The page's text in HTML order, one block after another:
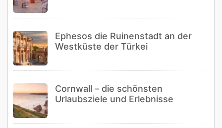
Ephesos die Ruinenstadt an der
Westküste der Türkei
Cornwall – die schönsten
Urlaubsziele und Erlebnisse